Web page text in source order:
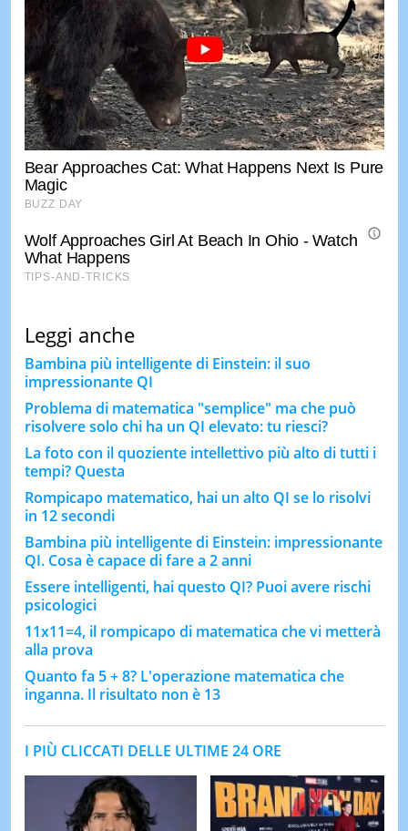
Leggi anche
Bambina più intelligente di Einstein: il suo
impressionante QI
Problema di matematica "semplice" ma che può
risolvere solo chi ha un QI elevato: tu riesci?
La foto con il quoziente intellettivo più alto di tutti i
tempi? Questa
Rompicapo matematico, hai un alto QI se lo risolvi
in 12 secondi
Bambina più intelligente di Einstein: impressionante
QI. Cosa è capace di fare a 2 anni
Essere intelligenti, hai questo QI? Puoi avere rischi
psicologici
11x11=4, il rompicapo di matematica che vi metterà
alla prova
Quanto fa 5 + 8? L'operazione matematica che
inganna. Il risultato non è 13
I PIÙ CLICCATI DELLE ULTIME 24 ORE